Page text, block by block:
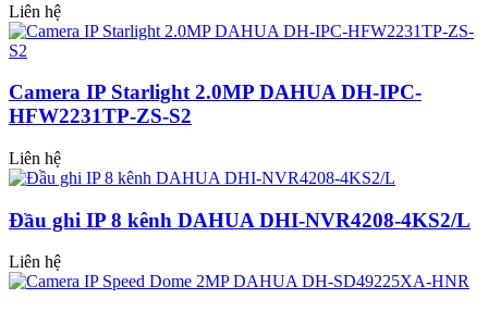
Liên hệ
Camera IP Starlight 2.0MP DAHUA DH-IPC-
HFW2231TP-ZS-S2
Liên hệ
Đầu ghi IP 8 kênh DAHUA DHI-NVR4208-4KS2/L
Liên hệ